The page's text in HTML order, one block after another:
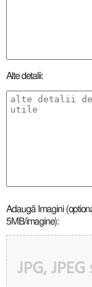
Alte detalii:
Adaugă Imagini
5MB/imagine):
JPG,